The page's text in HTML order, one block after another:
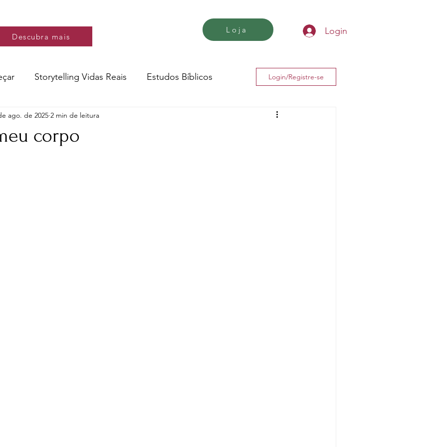
Descubra mais
Loja
Descubra mais
Login
Storytelling Vidas Reais Estudos Bíblicos
Música e video Versos
Login/Registre-se
corpo
ago. de 2025 2 min de leitura
5 estrelas.